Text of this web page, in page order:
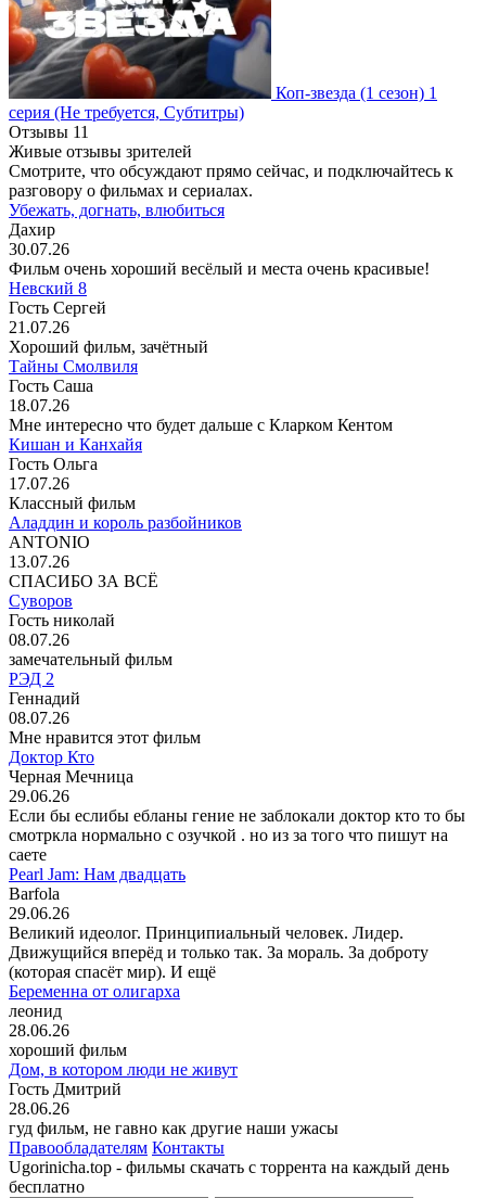
Коп-звезда (1 сезон) 1
серия (Не требуется, Субтитры)
Отзывы 11
Живые отзывы зрителей
Смотрите, что обсуждают прямо сейчас, и подключайтесь к
разговору о фильмах и сериалах.
Убежать, догнать, влюбиться
Дахир
30.07.26
Фильм очень хороший весёлый и места очень красивые!
Невский 8
Гость Сергей
21.07.26
Хороший фильм, зачётный
Тайны Смолвиля
Гость Саша
18.07.26
Мне интересно что будет дальше с Кларком Кентом
Кишан и Канхайя
Гость Ольга
17.07.26
Классный фильм
Аладдин и король разбойников
ANTONIO
13.07.26
СПАСИБО ЗА ВСЁ
Суворов
Гость николай
08.07.26
замечательный фильм
РЭД 2
Геннадий
08.07.26
Мне нравится этот фильм
Доктор Кто
Черная Мечница
29.06.26
Если бы еслибы ебланы гение не заблокали доктор кто то бы
смотркла нормально с озучкой . но из за того что пишут на
саете
Pearl Jam: Нам двадцать
Barfola
29.06.26
Великий идеолог. Принципиальный человек. Лидер.
Движущийся вперёд и только так. За мораль. За доброту
(которая спасёт мир). И ещё
Беременна от олигарха
леонид
28.06.26
хороший фильм
Дом, в котором люди не живут
Гость Дмитрий
28.06.26
гуд фильм, не гавно как другие наши ужасы
Правообладателям Контакты
Ugorinicha.top - фильмы скачать с торрента на каждый день
бесплатно